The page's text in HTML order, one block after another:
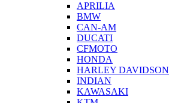
APRILIA
BMW
CAN-AM
DUCATI
CFMOTO
HONDA
HARLEY DAVIDSON
INDIAN
KAWASAKI